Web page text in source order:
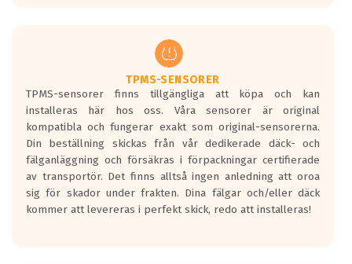
regelverket som introduceras år 2016.
Ett däck med två svarta vågor är redan
godkända för år 2016 nya regelverk.
Ett däck med en svart våg kommer vara
minst tre decibel tystare än det
regelverk som börjar gälla 2016.
TPMS-SENSORER
TPMS-sensorer finns tillgängliga att köpa och kan
installeras här hos oss. Våra sensorer är original
kompatibla och fungerar exakt som original-sensorerna.
Din beställning skickas från vår dedikerade däck- och
fälganläggning och försäkras i förpackningar certifierade
av transportör. Det finns alltså ingen anledning att oroa
sig för skador under frakten. Dina fälgar och/eller däck
kommer att levereras i perfekt skick, redo att installeras!